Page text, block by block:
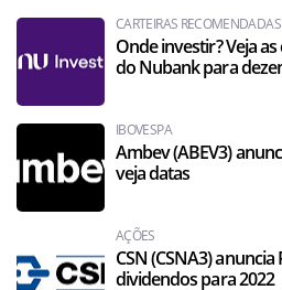
CARTEIRAS RECOMENDADAS
Onde investir? Veja
do Nubank para
IBOVESPA
Ambev (ABEV3)
veja datas
AÇÕES
CSN (CSNA3) anuncia
dividendos para 2022